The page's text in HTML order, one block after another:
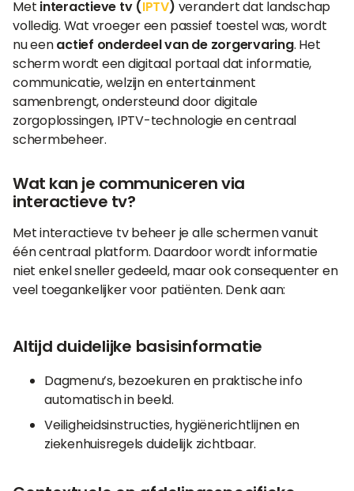
Met interactieve tv (IPTV) verandert dat landschap
volledig. Wat vroeger een passief toestel was, wordt
nu eenactief onderdeel van de zorgervaring. Het
scherm wordt een digitaal portaal dat informatie,
communicatie, welzijn en entertainment
samenbrengt, ondersteund door digitale
zorgoplossingen, IPTV-technologie en centraal
schermbeheer.
Wat kan je communiceren via
interactieve tv?
Met interactieve tv beheer je alle schermen vanuit
één centraal platform. Daardoor wordt informatie
niet enkel sneller gedeeld, maar ook consequenter en
veel toegankelijker voor patiënten. Denk aan:
Altijd duidelijke basisinformatie
Dagmenu’s, bezoekuren en praktische info
automatisch in beeld.
Veiligheidsinstructies, hygiënerichtlijnen en
ziekenhuisregels duidelijk zichtbaar.